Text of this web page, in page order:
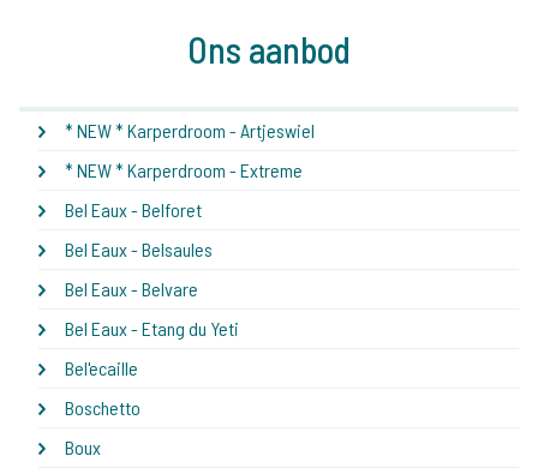
Ons aanbod
* NEW * Karperdroom - Artjeswiel
* NEW * Karperdroom - Extreme
Bel Eaux - Belforet
Bel Eaux - Belsaules
Bel Eaux - Belvare
Bel Eaux - Etang du Yeti
Bel'ecaille
Boschetto
Boux